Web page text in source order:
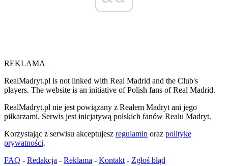
REKLAMA
RealMadryt.pl is not linked with Real Madrid and the Club's
players. The website is an initiative of Polish fans of Real Madrid.
RealMadryt.pl nie jest powiązany z Realem Madryt ani jego
piłkarzami. Serwis jest inicjatywą polskich fanów Realu Madryt.
Korzystając z serwisu akceptujesz regulamin oraz politykę
prywatności.
FAQ - Redakcja - Reklama - Kontakt - Zgłoś błąd